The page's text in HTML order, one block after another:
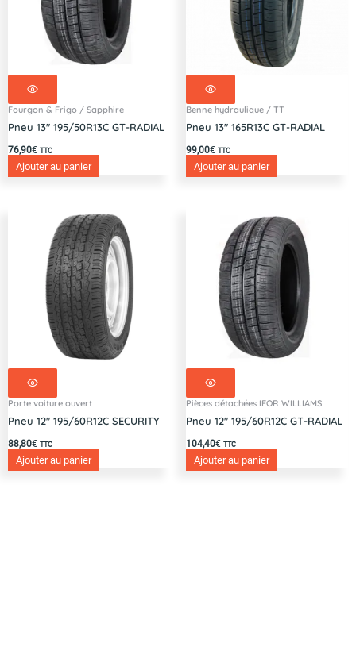
Fourgon & Frigo / Sapphire
Pneu 13″ 195/50R13C GT-RADIAL
76,90€ TTC
Ajouter au panier
Benne hydraulique / TT
Pneu 13″ 165R13C GT-RADIAL
99,00€ TTC
Ajouter au panier
Porte voiture ouvert
Pneu 12″ 195/60R12C SECURITY
88,80€ TTC
Ajouter au panier
Pièces détachées IFOR WILLIAMS
Pneu 12″ 195/60R12C GT-RADIAL
104,40€ TTC
Ajouter au panier